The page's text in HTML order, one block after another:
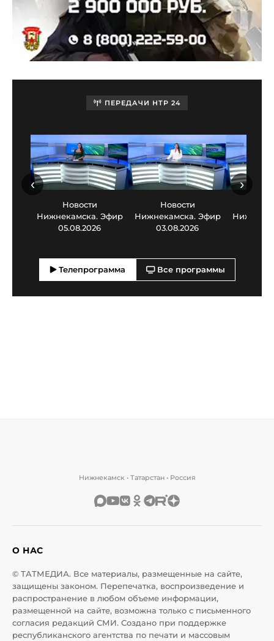
ПЕРЕДАЧИ НТР 24
Новости
Нижнекамска. Эфир
05.08.2026
Новости
Нижнекамска. Эфир
03.08.2026
‹ ›
Телепрограмма Все программы
Нижнекамск • Татарстан • Россия
О НАС
© ТАТМЕДИА. Все материалы, размещенные на сайте,
защищены законом. Перепечатка, воспроизведение и
распространение в любом объеме информации,
размещенной на сайте, возможна только с письменного
согласия редакций СМИ. Создано при поддержке
республиканского агентства по печати и массовым